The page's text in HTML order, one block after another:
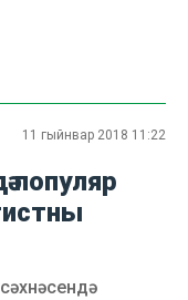
11 гыйнвар 2018 11:22
популяр